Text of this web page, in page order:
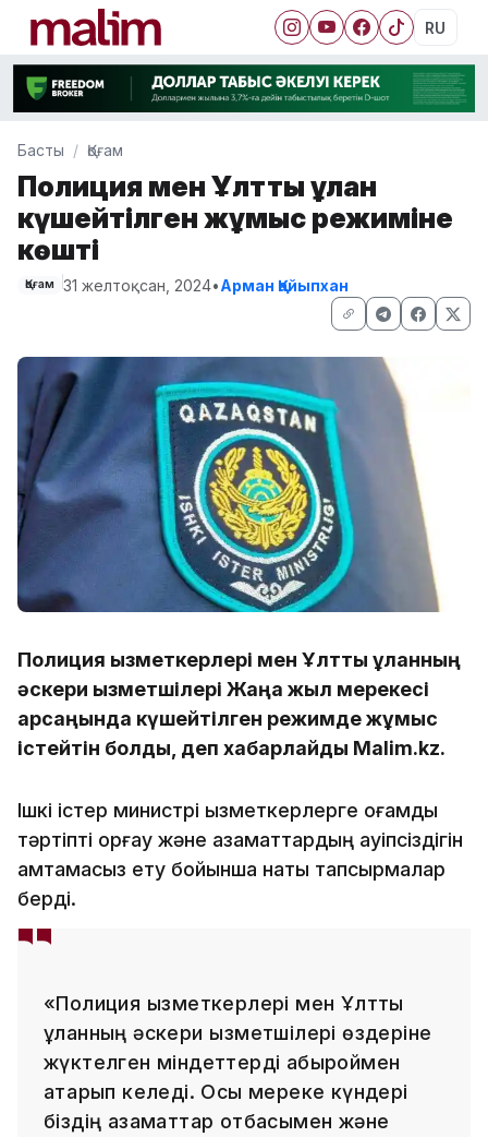
RU
Басты Қоғам
Полиция мен Ұлттық ұлан
күшейтілген жұмыс режиміне
көшті
Қоғам 31 желтоқсан, 2024•Арман Қайыпхан
Полиция қызметкерлері мен Ұлттық ұланның
әскери қызметшілері Жаңа жыл мерекесі
қарсаңында күшейтілген режимде жұмыс
істейтін болды, деп хабарлайды Malim.kz.
Ішкі істер министрі қызметкерлерге қоғамдық
тәртіпті қорғау және азаматтардың қауіпсіздігін
қамтамасыз ету бойынша нақты тапсырмалар
берді.
«Полиция қызметкерлері мен Ұлттық
ұланның әскери қызметшілері өздеріне
жүктелген міндеттерді абыроймен
атқарып келеді. Осы мереке күндері
біздің азаматтар отбасымен және